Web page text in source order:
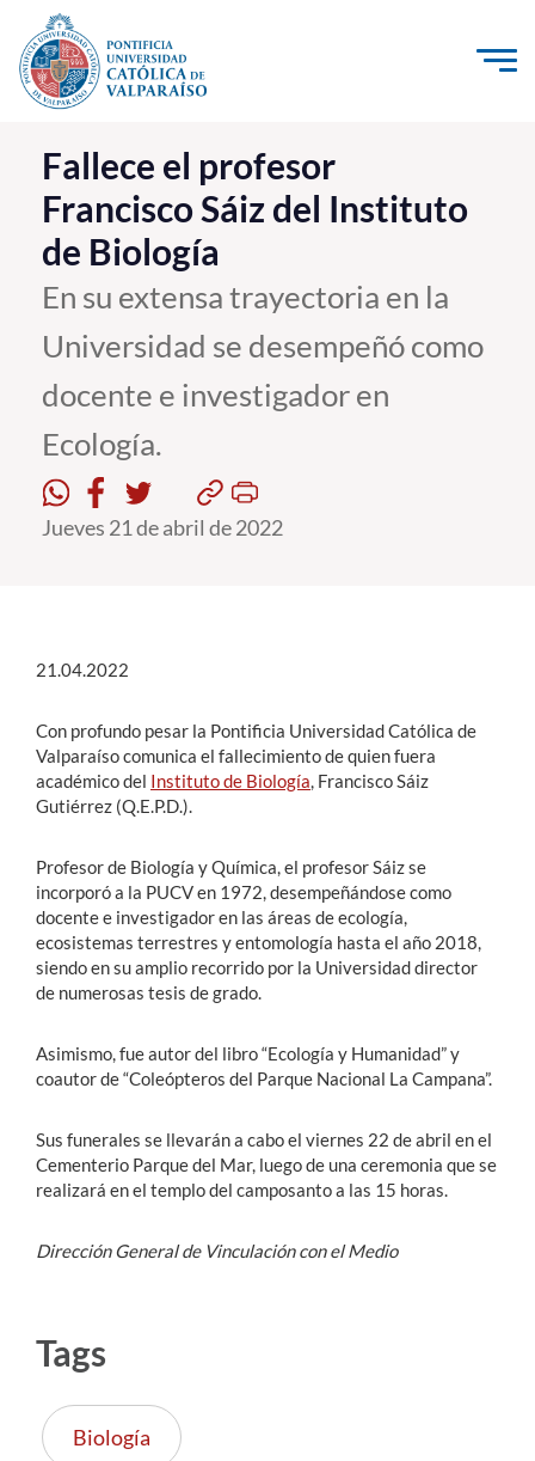
Click acá para ir directamente al contenido
La Universidad
Investigación, Creación e Innovación
PUCV Internacional
Vinculación con el Medio
Admisión
Pregrado
Postgrado
Formación Continua
Alumni
Fallece el profesor
Francisco Sáiz del Instituto
de Biología
En su extensa trayectoria en la
Universidad se desempeñó como
docente e investigador en
Ecología.
Jueves 21 de abril de 2022
21.04.2022
Con profundo pesar la Pontificia Universidad Católica de
Valparaíso comunica el fallecimiento de quien fuera
académico del Instituto de Biología, Francisco Sáiz
Gutiérrez (Q.E.P.D.).
Profesor de Biología y Química, el profesor Sáiz se
incorporó a la PUCV en 1972, desempeñándose como
docente e investigador en las áreas de ecología,
ecosistemas terrestres y entomología hasta el año 2018,
siendo en su amplio recorrido por la Universidad director
de numerosas tesis de grado.
Asimismo, fue autor del libro “Ecología y Humanidad” y
coautor de “Coleópteros del Parque Nacional La Campana”.
Sus funerales se llevarán a cabo el viernes 22 de abril en el
Cementerio Parque del Mar, luego de una ceremonia que se
realizará en el templo del camposanto a las 15 horas.
Dirección General de Vinculación con el Medio
Tags
Biología